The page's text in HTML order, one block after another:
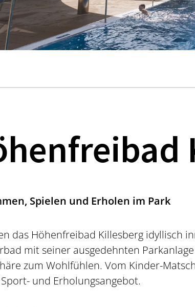
Spielen und Erholen im Park
das Höhenfreibad Killesberg idyllisch
mit seiner ausgedehnten
zum Wohlfühlen. Vom Kinder-
und Erholungsangebot.